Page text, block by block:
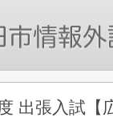
出張入試【